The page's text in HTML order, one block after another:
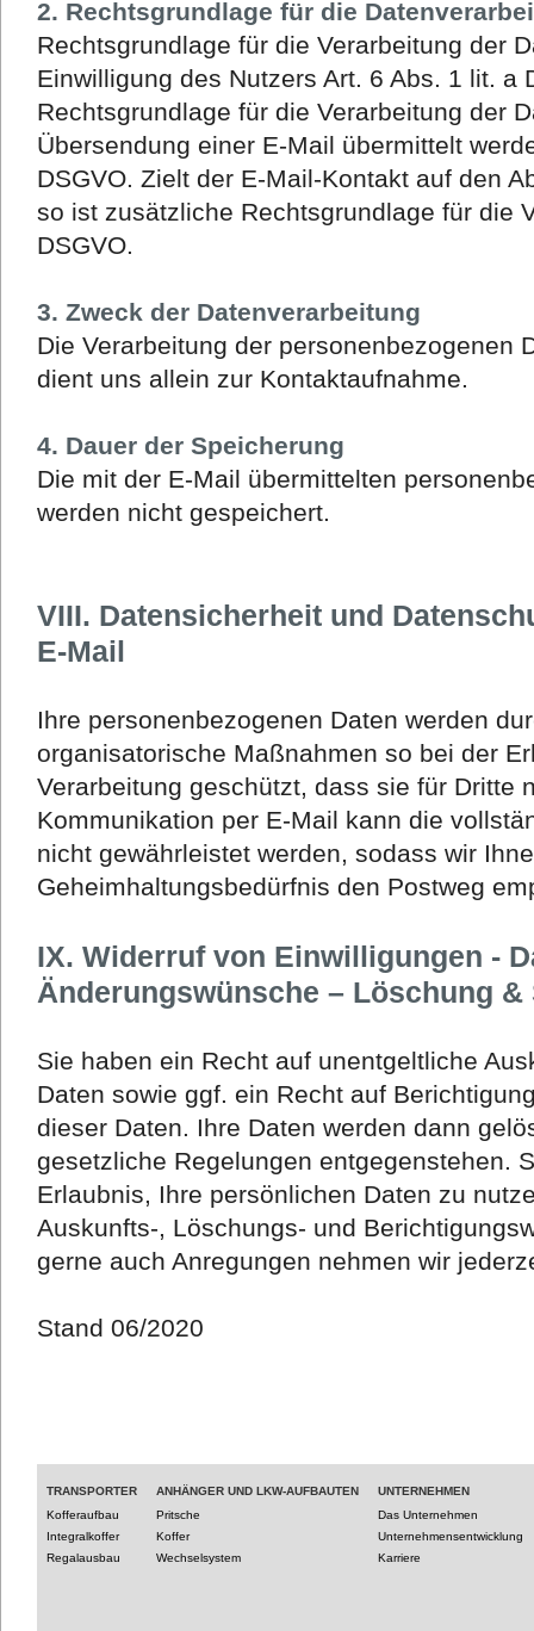
2. Rechtsgrundlage für die
Rechtsgrundlage für die Verarbeitung der
Einwilligung des Nutzers Art. 6 Abs. 1 lit. a
Rechtsgrundlage für die Verarbeitung der
Übersendung einer E-Mail übermittelt
DSGVO. Zielt der E-Mail-Kontakt auf den
so ist zusätzliche Rechtsgrundlage für die
DSGVO.
3. Zweck der Datenverarbeitung
Die Verarbeitung der personenbezogenen
dient uns allein zur Kontaktaufnahme.
4. Dauer der Speicherung
Die mit der E-Mail übermittelten
werden nicht gespeichert.
VIII. Datensicherheit und
E-Mail
Ihre personenbezogenen Daten werden
organisatorische Maßnahmen so bei der
Verarbeitung geschützt, dass sie für Dritte
Kommunikation per E-Mail kann die
nicht gewährleistet werden, sodass wir
Geheimhaltungsbedürfnis den Postweg
IX. Widerruf von Einwilligungen -
Änderungswünsche – Löschung
Sie haben ein Recht auf unentgeltliche
Daten sowie ggf. ein Recht auf
dieser Daten. Ihre Daten werden dann
gesetzliche Regelungen entgegenstehen.
Erlaubnis, Ihre persönlichen Daten zu
Auskunfts-, Löschungs- und
gerne auch Anregungen nehmen wir
Stand 06/2020
TRANSPORTER
Kofferaufbau
Integralkoffer
Regalausbau
ANHÄNGER UND LKW-AUFBAUTEN
Pritsche
Koffer
Wechselsystem
UNTERNEHMEN
Das Unternehmen
Unternehmensentwicklung
Karriere